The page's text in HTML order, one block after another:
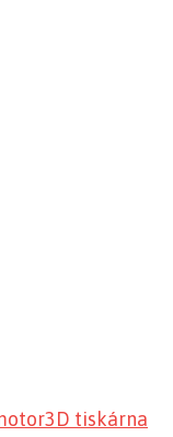
3D tiskárna